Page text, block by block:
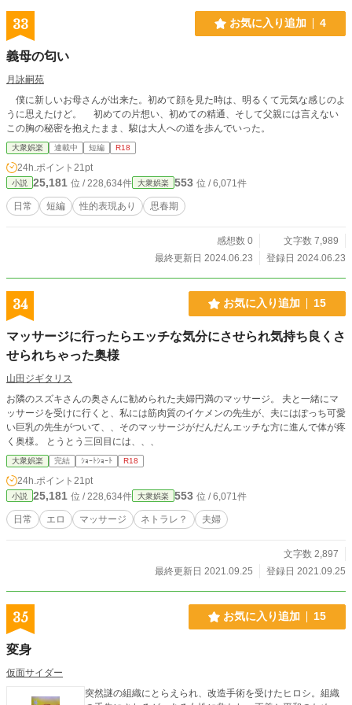
33 お気に入り追加 4
義母の匂い
月詠嗣苑
僕に新しいお母さんが出来た。初めて顔を見た時は、明るくて元気な感じのよ
うに思えたけど。 初めての片想い、初めての精通、そして父親には言えない
この胸の秘密を抱えたまま、駿は大人への道を歩んでいった。
大衆娯楽 連載中 短編 R18
24h.ポイント 21pt
小説 25,181 位 / 228,634件 大衆娯楽 553 位 / 6,071件
日常 短編 性的表現あり 思春期
感想数 0
文字数 7,989
最終更新日 2024.06.23
登録日 2024.06.23
34 お気に入り追加 15
マッサージに行ったらエッチな気分にさせられ気持ち良くさ
せられちゃった奥様
山田ジギタリス
お隣のスズキさんの奥さんに勧められた夫婦円満のマッサージ。 夫と一緒にマ
ッサージを受けに行くと、私には筋肉質のイケメンの先生が、夫にはぽっち可愛
い巨乳の先生がついて、、そのマッサージがだんだんエッチな方に進んで体が疼
く奥様。 とうとう三回目には、、、
大衆娯楽 完結 ｼｮｰﾄｼｮｰﾄ R18
24h.ポイント 21pt
小説 25,181 位 / 228,634件 大衆娯楽 553 位 / 6,071件
日常 エロ マッサージ ネトラレ？ 夫婦
文字数 2,897
最終更新日 2021.09.25
登録日 2021.09.25
35 お気に入り追加 15
変身
仮面サイダー
突然謎の組織にとらえられ、改造手術を受けたヒロシ。組織